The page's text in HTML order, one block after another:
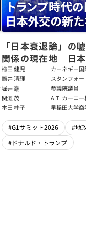
「日本衰退論」の
関係の現在地｜日
戦略【櫛田健児×
輝】
櫛田 健児
カーネギー
ラムディレ
筒井 清輝
スタンフォ
大学アジア
フェロー
堀井 巌
参議院議員
関灘 茂
A.T. カーニ
本法人会長
本田 桂子 早稲田大学
#G1サミット2026
#地
#ドナルド・トランプ